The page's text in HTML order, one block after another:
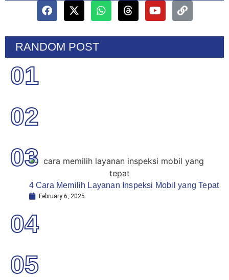
RANDOM POST
01
02
4 Cara Memilih Layanan Inspeksi Mobil yang Tepat
February 6, 2025
03
04
05